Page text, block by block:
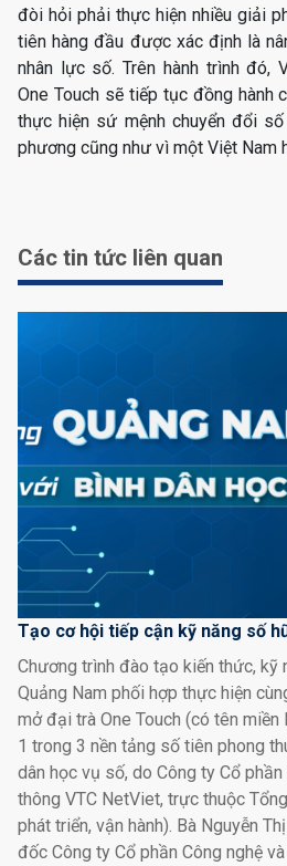
đòi hỏi phải thực hiện nhiều giải
tiên hàng đầu được xác định là
nhân lực số. Trên hành trình đó,
One Touch sẽ tiếp tục đồng hành
thực hiện sứ mệnh chuyển đổi
phương cũng như vì một Việt Nam
Các tin tức liên quan
Tạo cơ hội tiếp cận kỹ năng số
Chương trình đào tạo kiến thức, kỹ
Quảng Nam phối hợp thực hiện
mở đại trà One Touch (có tên miền
1 trong 3 nền tảng số tiên phong
dân học vụ số, do Công ty Cổ phần
thông VTC NetViet, trực thuộc
phát triển, vận hành). Bà Nguyễn
đốc Công ty Cổ phần Công nghệ